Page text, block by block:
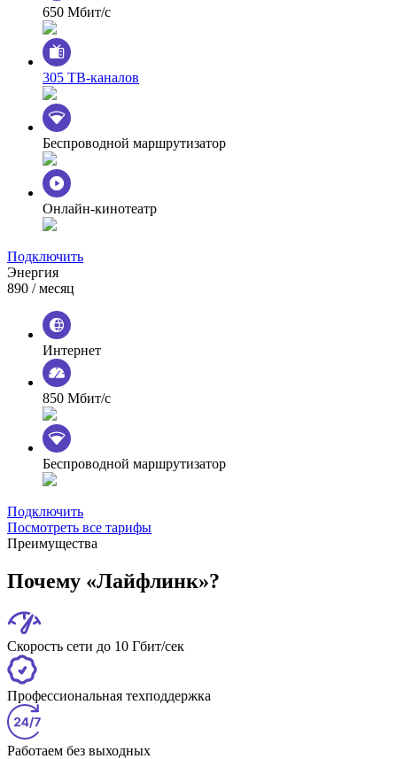
650 Мбит/с
305 ТВ-каналов
Беспроводной маршрутизатор
Онлайн-кинотеатр
Подключить
Энергия
890 / месяц
Интернет
850 Мбит/с
Беспроводной маршрутизатор
Подключить
Посмотреть все тарифы
Преимущества
Почему «Лайфлинк»?
Скорость сети до 10 Гбит/сек
Профессиональная техподдержка
Работаем без выходных